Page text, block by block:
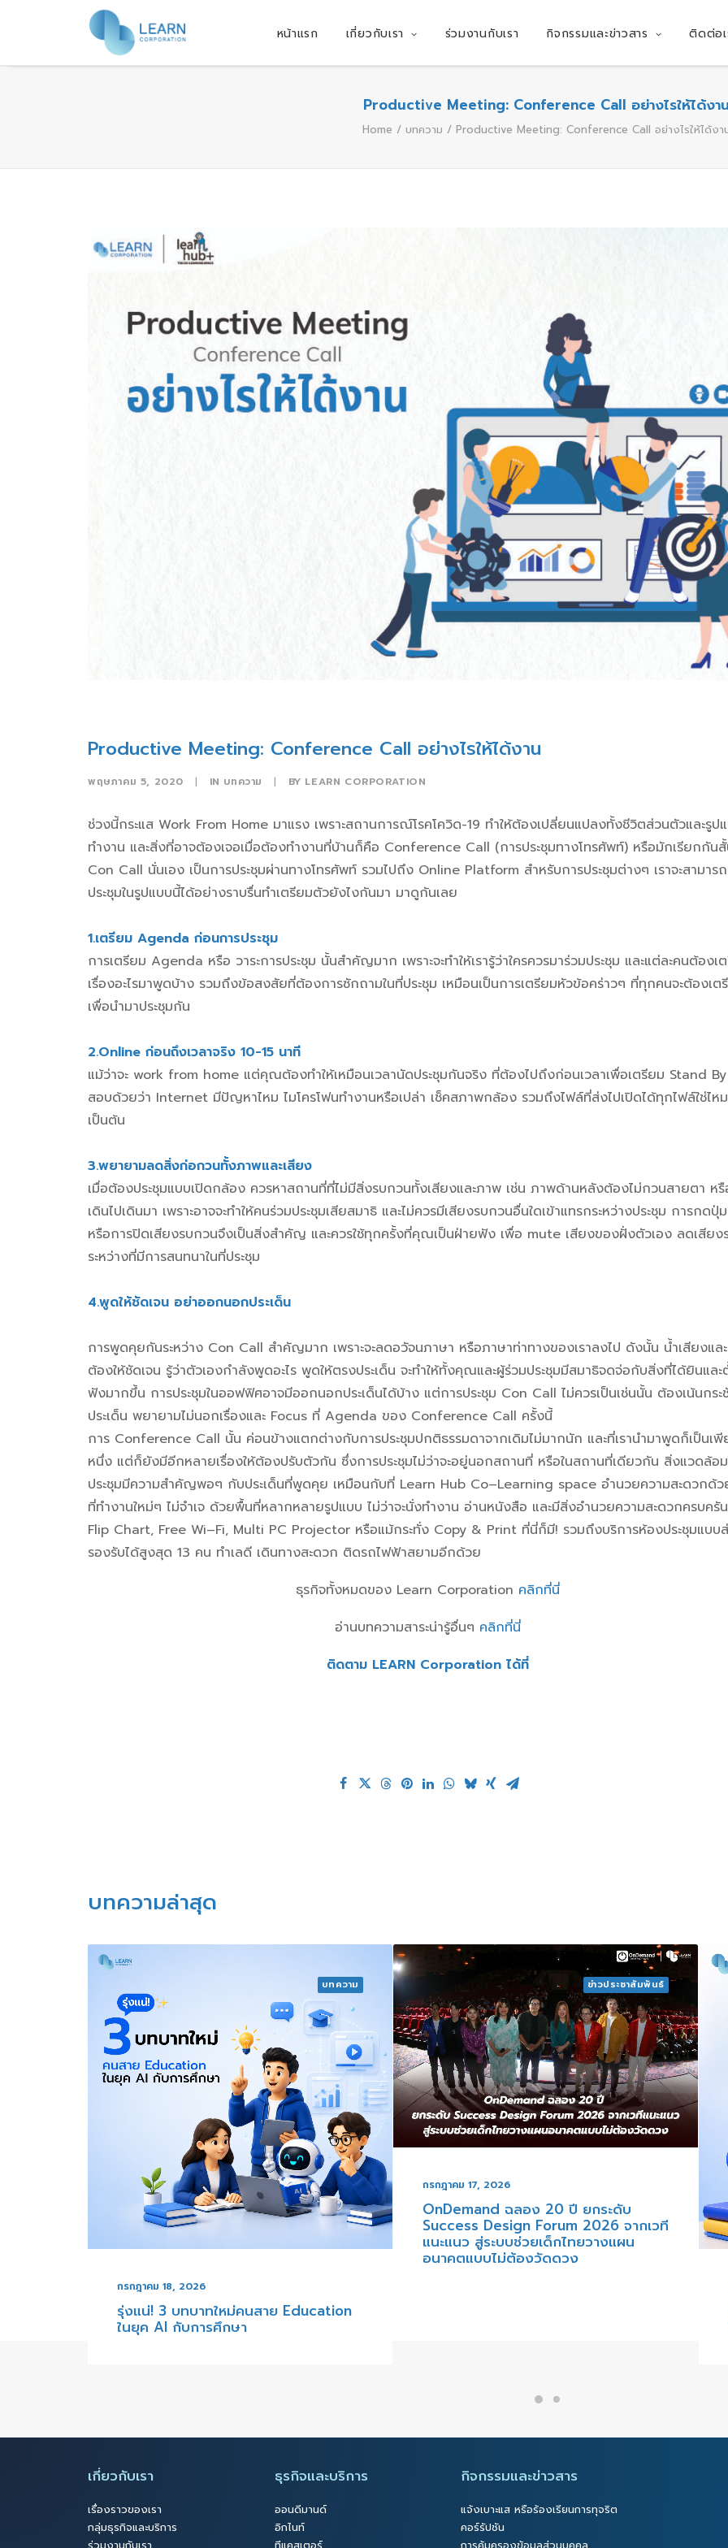
หน้าแรก เกี่ยวกับเรา ร่วมงานกับเรา กิจกรรมและข่าวสาร ติดต่อเ
Productive Meeting: Conference Call อย่างไรให้ได้งาน
Home บทความ Productive Meeting: Conference Call อย่างไรให้ได้งา
Productive Meeting: Conference Call อย่างไรให้ได้งาน
พฤษภาคม 5, 2020 | IN บทความ | BY LEARN CORPORATION
ช่วงนี้กระแส Work From Home มาแรง เพราะสถานการณ์โรคโควิด-19 ทำให้ต้องเปลี่ยนแปลงทั้งชีวิตส่วนตัวและรูป
ทำงาน และสิ่งที่อาจต้องเจอเมื่อต้องทำงานที่บ้านก็คือ Conference Call (การประชุมทางโทรศัพท์) หรือมักเรียกกัน
Con Call นั่นเอง เป็นการประชุมผ่านทางโทรศัพท์ รวมไปถึง Online Platform สำหรับการประชุมต่างๆ เราจะสามาร
ประชุมในรูปแบบนี้ได้อย่างราบรื่นทำเตรียมตัวยังไงกันมา มาดูกันเลย
1.เตรียม Agenda ก่อนการประชุม
การเตรียม Agenda หรือ วาระการประชุม นั้นสำคัญมาก เพราะจะทำให้เรารู้ว่าใครควรมาร่วมประชุม และแต่ละคนต้องเ
เรื่องอะไรมาพูดบ้าง รวมถึงข้อสงสัยที่ต้องการซักถามในที่ประชุม เหมือนเป็นการเตรียมหัวข้อคร่าวๆ ที่ทุกคนจะต้องเต
เพื่อนำมาประชุมกัน
2.Online ก่อนถึงเวลาจริง 10-15 นาที
แม้ว่าจะ work from home แต่คุณต้องทำให้เหมือนเวลานัดประชุมกันจริง ที่ต้องไปถึงก่อนเวลาเพื่อเตรียม Stand
สอบด้วยว่า Internet มีปัญหาไหม ไมโครโฟนทำงานหรือเปล่า เช็คสภาพกล้อง รวมถึงไฟล์ที่ส่งไปเปิดได้ทุกไฟล์ใช่ไหม
เป็นต้น
3.พยายามลดสิ่งก่อกวนทั้งภาพและเสียง
เมื่อต้องประชุมแบบเปิดกล้อง ควรหาสถานที่ที่ไม่มีสิ่งรบกวนทั้งเสียงและภาพ เช่น ภาพด้านหลังต้องไม่กวนสายตา ห
เดินไปเดินมา เพราะอาจจะทำให้คนร่วมประชุมเสียสมาธิ และไม่ควรมีเสียงรบกวนอื่นใดเข้าแทรกระหว่างประชุม การกด
หรือการปิดเสียงรบกวนจึงเป็นสิ่งสำคัญ และควรใช้ทุกครั้งที่คุณเป็นฝ่ายฟัง เพื่อ mute เสียงของฝั่งตัวเอง ลดเสียง
ระหว่างที่มีการสนทนาในที่ประชุม
4.พูดให้ชัดเจน อย่าออกนอกประเด็
การพูดคุยกันระหว่าง Con Call สำคัญมาก เพราะจะลดอวัจนภาษา หรือภาษาท่าทางของเราลงไป ดังนั้น น้ำเสียงแล
ต้องให้ชัดเจน รู้ว่าตัวเองกำลังพูดอะไร พูดให้ตรงประเด็น จะทำให้ทั้งคุณและผู้ร่วมประชุมมีสมาธิจดจ่อกับสิ่งที่ได้ยินและ
ฟังมากขึ้น การประชุมในออฟฟิศอาจมีออกนอกประเด็นได้บ้าง แต่การประชุม Con Call ไม่ควรเป็นเช่นนั้น ต้องเน้นกร
ประเด็น พยายามไม่นอกเรื่องและ Focus ที่ Agenda ของ Conference Call ครั้งนี้
การ Conference Call นั้น ค่อนข้างแตกต่างกับการประชุมปกติธรรมดาจากเดิมไม่มากนัก และที่เรานำมาพูดก็เป็นเ
หนึ่ง แต่ก็ยังมีอีกหลายเรื่องให้ต้องปรับตัวกัน ซึ่งการประชุมไม่ว่าจะอยู่นอกสถานที่ หรือในสถานที่เดียวกัน สิ่งแวดล้อม
ประชุมมีความสำคัญพอๆ กับประเด็นที่พูดคุย เหมือนกับที่ Learn Hub Co–Learning space อำนวยความสะดวกด้
ที่ทำงานใหม่ๆ ไม่จำเจ ด้วยพื้นที่หลากหลายรูปแบบ ไม่ว่าจะนั่งทำงาน อ่านหนังสือ และมีสิ่งอำนวยความสะดวกครบครั
Flip Chart, Free Wi–Fi, Multi PC Projector หรือแม้กระทั่ง Copy & Print ที่นี่ก็มี! รวมถึงบริการห้องประชุมแบบ
รองรับได้สูงสุด 13 คน ทำเลดี เดินทางสะดวก ติดรถไฟฟ้าสยามอีกด้วย
ธุรกิจทั้งหมดของ Learn Corporation คลิกที่นี่
อ่านบทความสาระน่ารู้อื่นๆ คลิกที่นี่
ติดตาม LEARN Corporation ได้ที่
บทความล่าสุด
บาทใหม่คนสาย Education
กรกฎาคม 17, 2026
OnDemand ฉลอง 20 ปี ยกระดับ
Success Design Forum 2026 จากเวที
แนะแนว สู่ระบบช่วยเด็กไทยวางแผน
Spaced Repetition วิธีทำใ
เกี่ยวกับเรา
เรื่องราวของเรา
กลุ่มธุรกิจและบริการ
ธุรกิจและบริการ
ออนดีมานด์
อิกไนท์
กิจกรรมและข่าวสาร
แจ้งเบาะแส หรือร้องเรียนการทุจริต
คอร์รัปชัน